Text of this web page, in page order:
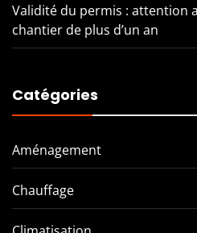
Validité du permis : attention
chantier de plus d’un an
Catégories
Aménagement
Chauffage